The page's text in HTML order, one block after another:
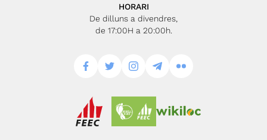
HORARI
De dilluns a divendres,
de 17:00H a 20:00h.